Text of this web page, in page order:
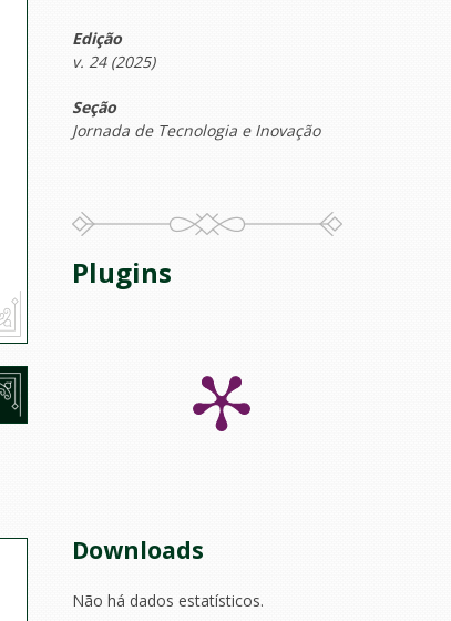
Edição
v. 24 (2025)
Seção
Jornada de Tecnologia e Inovação
Plugins
Downloads
Não há dados estatísticos.